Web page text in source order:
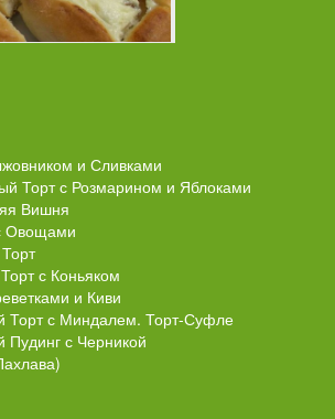
и Сливками
Торт с Розмарином и Яблоками
Вишня
Овощами
с Коньяком
и Киви
Торт с Миндалем. Торт-Суфле
Пудинг с Черникой